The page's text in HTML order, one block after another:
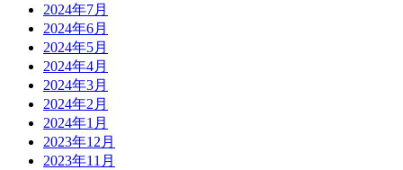
2024年7月
2024年6月
2024年5月
2024年4月
2024年3月
2024年2月
2024年1月
2023年12月
2023年11月